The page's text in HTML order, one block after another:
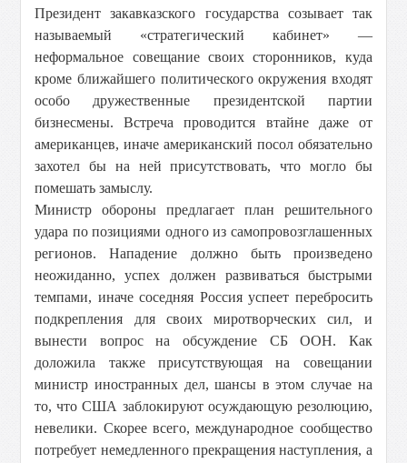
Президент закавказского государства созывает так
называемый «стратегический кабинет» —
неформальное совещание своих сторонников, куда
кроме ближайшего политического окружения входят
особо дружественные президентской партии
бизнесмены. Встреча проводится втайне даже от
американцев, иначе американский посол обязательно
захотел бы на ней присутствовать, что могло бы
помешать замыслу.
Министр обороны предлагает план решительного
удара по позициями одного из самопровозглашенных
регионов. Нападение должно быть произведено
неожиданно, успех должен развиваться быстрыми
темпами, иначе соседняя Россия успеет перебросить
подкрепления для своих миротворческих сил, и
вынести вопрос на обсуждение СБ ООН. Как
доложила также присутствующая на совещании
министр иностранных дел, шансы в этом случае на
то, что США заблокируют осуждающую резолюцию,
невелики. Скорее всего, международное сообщество
потребует немедленного прекращения наступления, а